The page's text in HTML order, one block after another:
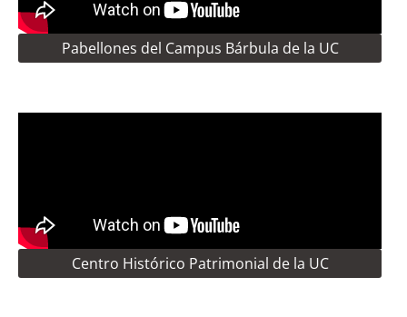
Pabellones del Campus Bárbula de la UC
Centro Histórico Patrimonial de la UC